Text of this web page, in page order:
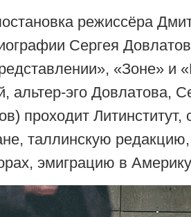
режиссёра
Сергея
«Зоне» и
альтер-эго Довлатова,
проходит
таллинскую
эмиграцию в